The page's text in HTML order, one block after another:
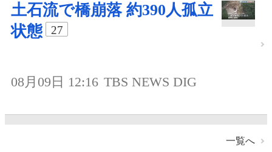
土石流で橋崩落 約390人孤立
状態
27
08月09日 12:16 TBS NEWS DIG
一覧へ